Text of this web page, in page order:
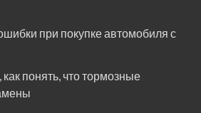
при покупке автомобиля с
понять, что тормозные